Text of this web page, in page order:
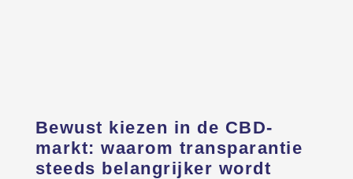
Bewust kiezen in de CBD-
markt: waarom transparantie
steeds belangrijker wordt